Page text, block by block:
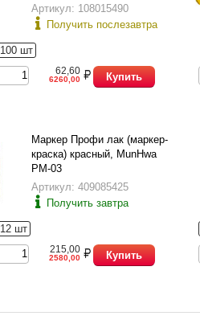
Артикул: 108015490
Получить послезавтра
100 шт
62,60
6260,00 Купить
Маркер Профи лак (маркер-
краска) красный, MunHwa
PM-03
Артикул: 409085425
Получить завтра
12 шт
215,00
2580,00 Купить